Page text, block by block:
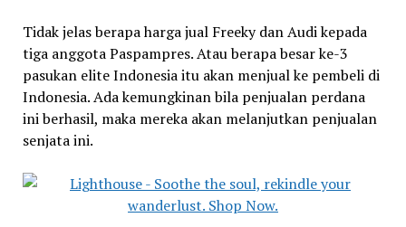
Tidak jelas berapa harga jual Freeky dan Audi kepada
tiga anggota Paspampres. Atau berapa besar ke-3
pasukan elite Indonesia itu akan menjual ke pembeli di
Indonesia. Ada kemungkinan bila penjualan perdana
ini berhasil, maka mereka akan melanjutkan penjualan
senjata ini.